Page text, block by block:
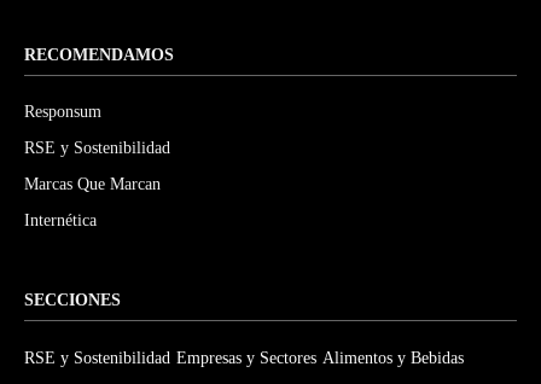
RECOMENDAMOS
Responsum
RSE y Sostenibilidad
Marcas Que Marcan
Internética
SECCIONES
RSE y Sostenibilidad Empresas y Sectores Alimentos y Bebidas